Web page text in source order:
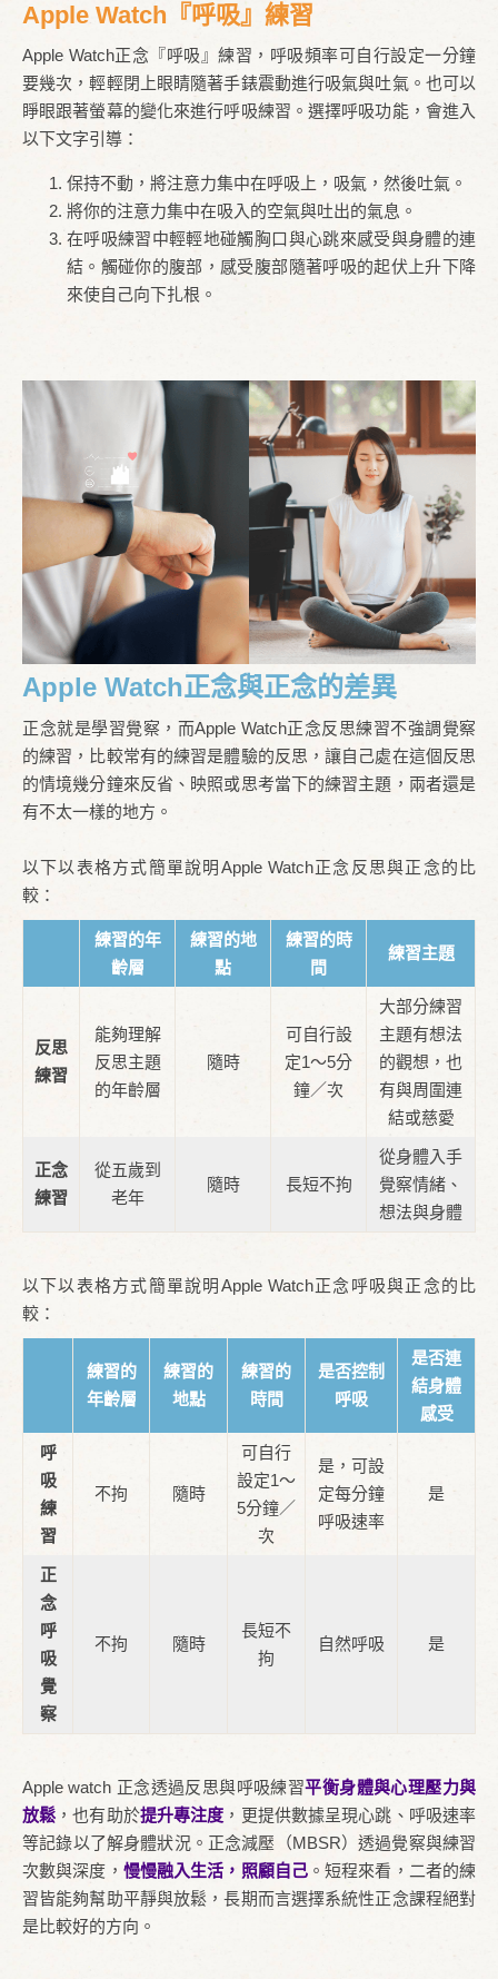
Apple Watch『呼吸』練習
Apple Watch正念『呼吸』練習，呼吸頻率可自行設定一分鐘
要幾次，輕輕閉上眼睛隨著手錶震動進行吸氣與吐氣。也可以
睜眼跟著螢幕的變化來進行呼吸練習。選擇呼吸功能，會進入
以下文字引導：
保持不動，將注意力集中在呼吸上，吸氣，然後吐氣。
將你的注意力集中在吸入的空氣與吐出的氣息。
在呼吸練習中輕輕地碰觸胸口與心跳來感受與身體的連
結。觸碰你的腹部，感受腹部隨著呼吸的起伏上升下降
來使自己向下扎根。
Apple Watch正念與正念的差異
正念就是學習覺察，而Apple Watch正念反思練習不強調覺察
的練習，比較常有的練習是體驗的反思，讓自己處在這個反思
的情境幾分鐘來反省、映照或思考當下的練習主題，兩者還是
有不太一樣的地方。
以下以表格方式簡單說明Apple Watch正念反思與正念的比
較：
練習的年
齡層
練習的地
點
練習的時
間
練習主題
反思
練習
能夠理解
反思主題
的年齡層
隨時
可自行設
定1～5分
鐘／次
大部分練習
主題有想法
的觀想，也
有與周圍連
結或慈愛
正念
練習
從五歲到
老年
隨時 長短不拘
從身體入手
覺察情緒、
想法與身體
以下以表格方式簡單說明Apple Watch正念呼吸與正念的比
較：
練習的
年齡層
練習的
地點
練習的
時間
是否控制
呼吸
是否連
結身體
感受
呼
吸
練
習
不拘 隨時
可自行
設定1～
5分鐘／
次
是，可設
定每分鐘
呼吸速率
是
正
念
呼
吸
覺
察
不拘 隨時
長短不
拘
自然呼吸 是
Apple watch 正念透過反思與呼吸練習平衡身體與心理壓力與
放鬆 ，也有助於提升專注度 ，更提供數據呈現心跳、呼吸速率
等記錄以了解身體狀況。正念減壓（MBSR）透過覺察與練習
次數與深度， 慢慢融入生活，照顧自己。短程來看，二者的練
習皆能夠幫助平靜與放鬆，長期而言選擇系統性正念課程絕對
是比較好的方向。